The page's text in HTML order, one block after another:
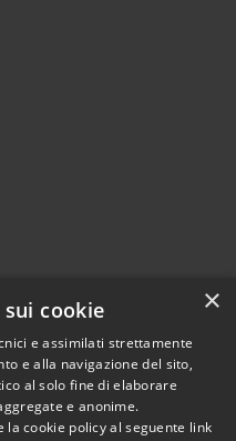
Copyright © 2023 •
Comune di Noicàttaro
Powered byMunicipium
Redazione•Portale
×
cookie
e assimilati strettamente
e alla navigazione del sito,
al solo fine di elaborare
e anonime.
cookie policy al seguente link